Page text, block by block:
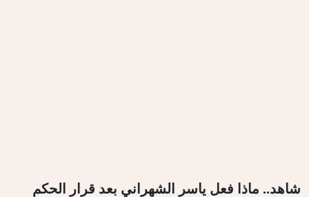
شاهد.. ماذا فعل ياسر الشهراني بعد قرار الحكم